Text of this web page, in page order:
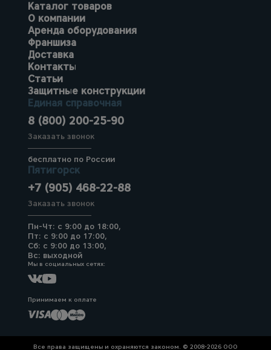
Каталог товаров
О компании
Аренда оборудования
Франшиза
Доставка
Контакты
Статьи
Защитные конструкции
Единая справочная
8 (800) 200-25-90
Заказать звонок
бесплатно по России
Пятигорск
+7 (905) 468-22-88
Заказать звонок
Пн-Чт: с 9:00 до 18:00,
Пт: с 9:00 до 17:00,
Сб: с 9:00 до 13:00,
Вс: выходной
Мы в социальных сетях:
Принимаем к оплате
Все права защищены и охраняются законом. © 2008-2026 ООО